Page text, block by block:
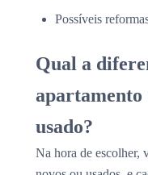
Possíveis
Qual a
apartamento
usado?
Na hora de escolher,